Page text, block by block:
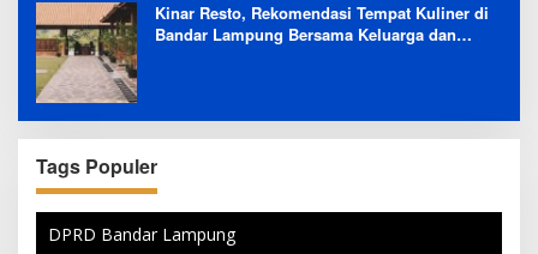
Kinar Resto, Rekomendasi Tempat Kuliner di
Bandar Lampung Bersama Keluarga dan
Tags Populer
DPRD Bandar Lampung